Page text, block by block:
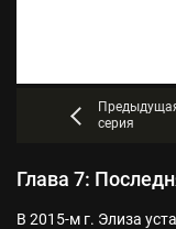
серия
Глава 7:
В 2015-м г. Элиза